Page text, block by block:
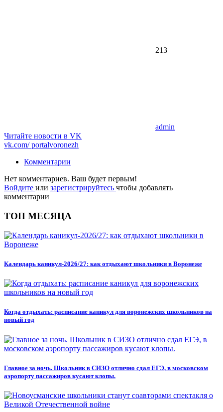
213
admin
Читайте новости в VK
vk.com/portalvoronezh
Комментарии
Нет комментариев. Ваш будет первым!
Войдите или зарегистрируйтесь чтобы добавлять
комментарии
ТОП МЕСЯЦА
Календарь каникул-2026/27: как отдыхают школьники в Воронеже
Когда отдыхать: расписание каникул для воронежских школьников на
новый год
Главное за ночь. Школьник в СИЗО отлично сдал ЕГЭ, в московском
аэропорту пассажиров кусают клопы.